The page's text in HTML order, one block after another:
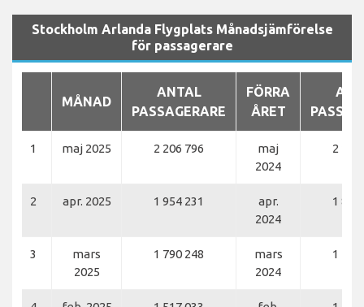
Stockholm Arlanda Flygplats Månadsjämförelse
för passagerare
MÅNAD
ANTAL
PASSAGERARE
FÖRRA
ÅRET
1 maj 2025 2 206 796
maj
2024
2 118
2 apr. 2025 1 954 231
apr.
2024
1 847
3
mars
2025
1 790 248
mars
2024
1 728